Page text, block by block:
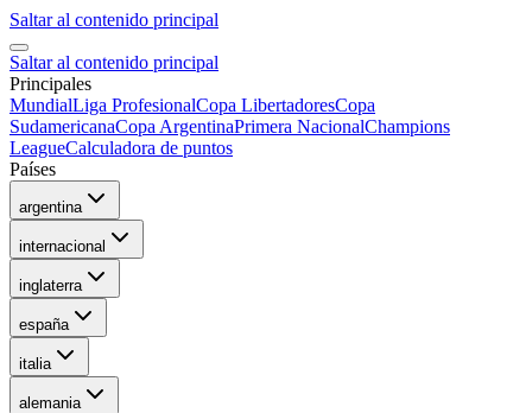
Saltar al contenido principal
Saltar al contenido principal
Principales
MundialLiga ProfesionalCopa LibertadoresCopa
SudamericanaCopa ArgentinaPrimera NacionalChampions
LeagueCalculadora de puntos
Países
argentina
internacional
inglaterra
españa
italia
alemania